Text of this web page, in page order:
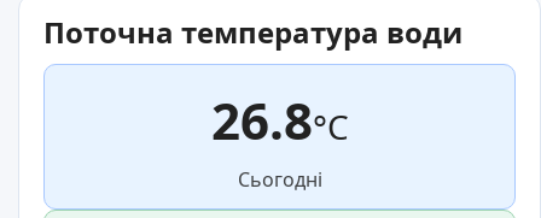
Поточна температура води
26.8°C
Сьогодні